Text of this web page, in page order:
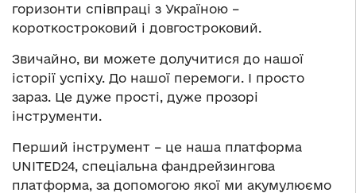
горизонти співпраці з Україною –
короткостроковий і довгостроковий.
Звичайно, ви можете долучитися до нашої
історії успіху. До нашої перемоги. І просто
зараз. Це дуже прості, дуже прозорі
інструменти.
Перший інструмент – це наша платформа
UNITED24, спеціальна фандрейзингова
платформа, за допомогою якої ми акумулюємо